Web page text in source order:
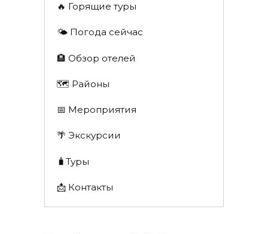
🔥 Горящие туры
🌤️ Погода сейчас
🏨 Обзор отелей
🗺 Районы
📅 Мероприятия
🌴 Экскурсии
🧳Туры
📩 Контакты